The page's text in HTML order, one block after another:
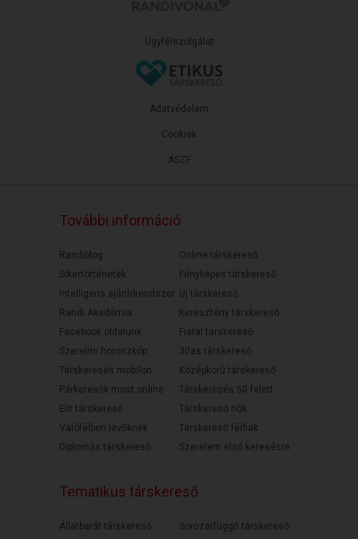
Ügyfélszolgálat
ÁSZF
Adatvédelem
Cookiek
További információ
Randiblog
Sikertörténetek
Intelligens ajánlórendszer
Randi Akadémia
Facebook oldalunk
Szerelmi horoszkóp
Társkeresés mobilon
Párkeresők most online
Elit társkereső
Válófélben lévőknek
Diplomás társkereső
Online társkereső
Fényképes társkereső
Új társkereső
Keresztény társkereső
Fiatal társkereső
30as társkereső
Középkorú társkereső
Társkeresés 50 felett
Társkereső nők
Társkereső férfiak
Szerelem első keresésre
Tematikus társkereső
Állatbarát társkereső
Sorozatfüggő társkereső